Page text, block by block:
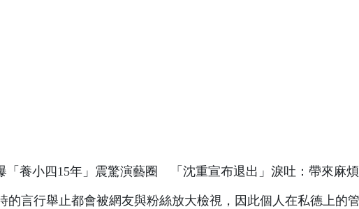
的言行舉止都會被網友與粉絲放大檢視，因此個人在私德上的